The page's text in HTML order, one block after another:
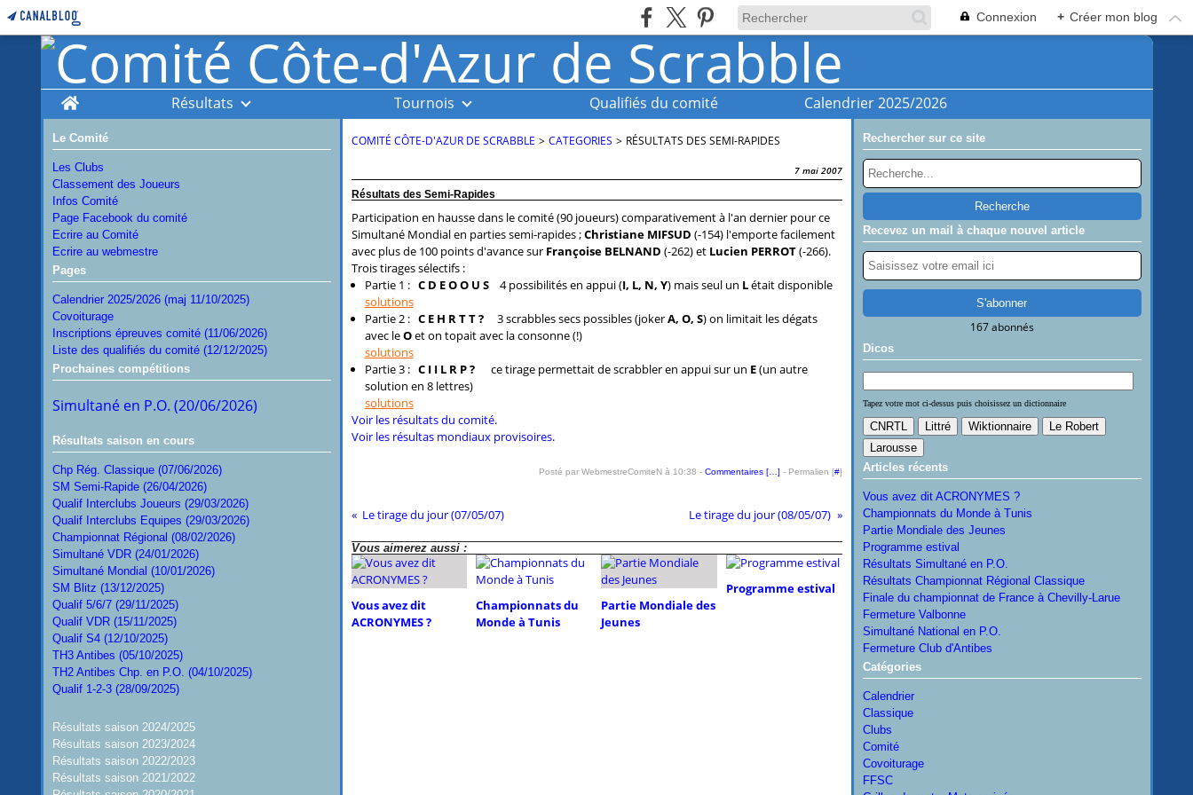
Connexion + Créer mon blog
Home Résultats Tournois Qualifiés du comité Calendrier 2025/2026
Le Comité
Les Clubs
Classement des Joueurs
Infos Comité
Page Facebook du comité
Ecrire au Comité
Ecrire au webmestre
Pages
Calendrier 2025/2026 (maj 11/10/2025)
Covoiturage
Inscriptions épreuves comité (11/06/2026)
Liste des qualifiés du comité (12/12/2025)
Prochaines compétitions
Simultané en P.O. (20/06/2026)
Résultats saison en cours
Chp Rég. Classique (07/06/2026)
SM Semi-Rapide (26/04/2026)
Qualif Interclubs Joueurs (29/03/2026)
Qualif Interclubs Equipes (29/03/2026)
Championnat Régional (08/02/2026)
Simultané VDR (24/01/2026)
Simultané Mondial (10/01/2026)
SM Blitz (13/12/2025)
Qualif 5/6/7 (29/11/2025)
Qualif VDR (15/11/2025)
Qualif S4 (12/10/2025)
TH3 Antibes (05/10/2025)
TH2 Antibes Chp. en P.O. (04/10/2025)
Qualif 1-2-3 (28/09/2025)
Résultats saison 2024/2025
Résultats saison 2023/2024
Résultats saison 2022/2023
Résultats saison 2021/2022
COMITÉ CÔTE-D'AZUR DE SCRABBLE > CATEGORIES > RÉSULTATS DES SEMI-RAPIDES
7 mai 2007
Résultats des Semi-Rapides
Participation en hausse dans le comité (90 joueurs) comparativement à l'an dernier pour ce
Simultané Mondial en parties semi-rapides ;Christiane MIFSUD (-154)l'emporte facilement
avec plus de 100 points d'avance sur Françoise BELNAND (-262)et Lucien PERROT(-266).
Trois tirages sélectifs :
Partie 1 :C D E O O U S4 possibilités en appui (I, L, N, Y) mais seul un Létait disponible
solutions
Partie 2 :C E H R T T ?3 scrabbles secs possibles (jokerA, O, S) on limitait les dégats
avec leOet on topait avec la consonne (!)
solutions
Partie 3 :C I I L R P ?ce tirage permettait de scrabbler en appui sur un E(un autre
solution en 8 lettres)
solutions
Voir les résultats du comité.
Voir les résultas mondiaux provisoires.
Posté par WebmestreComiteN à 10:38 - Commentaires [… ] - Permalien [#]
Le tirage du jour (07/05/07) Le tirage du jour (08/05/07)
Vous aimerez aussi :
Vous avez dit
ACRONYMES ?
Championnats du
Monde à Tunis
Partie Mondiale des
Jeunes
Programme estival
Rechercher sur ce site
Recevez un mail à chaque nouvel article
167 abonnés
Dicos
Tapez votre mot ci-dessus puis choisissez un dictionnaire
Articles récents
Vous avez dit ACRONYMES ?
Championnats du Monde à Tunis
Partie Mondiale des Jeunes
Programme estival
Résultats Simultané en P.O.
Résultats Championnat Régional Classique
Finale du championnat de France à Chevilly-Larue
Fermeture Valbonne
Simultané National en P.O.
Fermeture Club d'Antibes
Catégories
Calendrier
Classique
Clubs
Comité
Covoiturage
FFSC